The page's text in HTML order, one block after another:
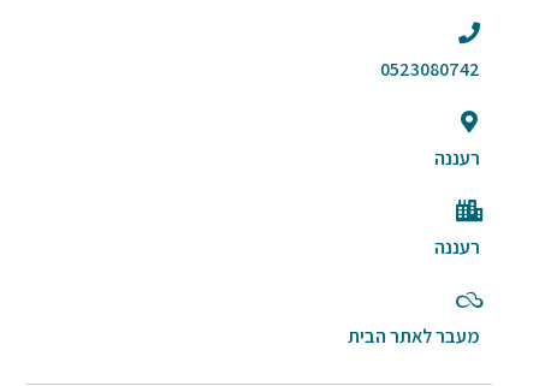
0523080742
רעננה
רעננה
מעבר לאתר הבית